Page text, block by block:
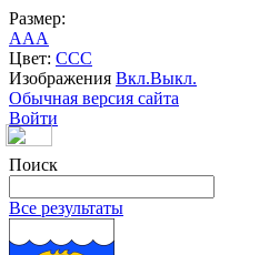
Размер:
AAA
Цвет: CCC
Изображения Вкл.Выкл.
Обычная версия сайта
Войти
Поиск
Все результаты